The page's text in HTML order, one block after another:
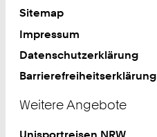
Sitemap
Impressum
Datenschutzerklärung
Barrierefreiheitserklärung
Weitere Angebote
Unisportreisen NRW